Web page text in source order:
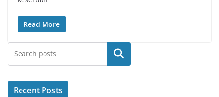
Read More
Search
Recent Posts